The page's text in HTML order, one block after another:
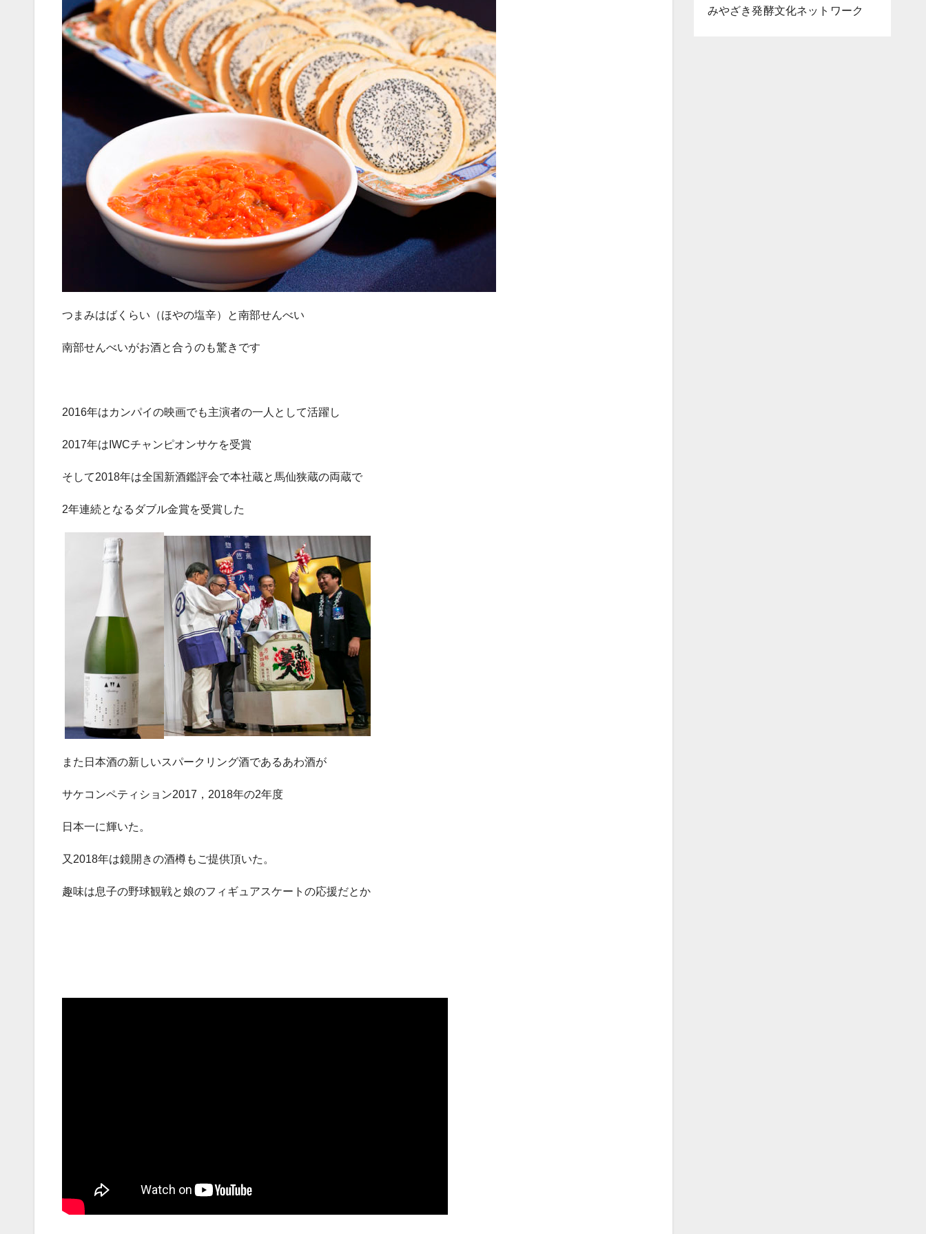
つまみはばくらい（ほやの塩辛）と南部せんべい
南部せんべいがお酒と合うのも驚きです
2016年はカンパイの映画でも主演者の一人として活躍し
2017年は IWCチャンピオンサケを受賞
そして2018年は全国新酒鑑評会で本社蔵と馬仙狭蔵の両蔵で
2年連続となるダブル金賞を受賞した
また日本酒の新しいスパークリング酒であるあわ酒が
サケコンペティション2017 ， 2018年の2年度
日本一に輝いた。
又2018年は鏡開きの酒樽もご提供頂いた。
趣味は息子の野球観戦と娘のフィギュアスケートの応援だとか
みやざき発酵文化ネットワーク